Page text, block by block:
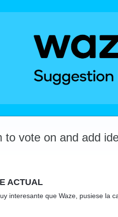
to vote on and add
ACTUAL
interesante que Waze, pusiese la